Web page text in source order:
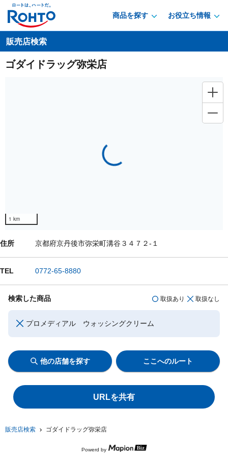
商品を探す お役立ち情報
販売店検索 ゴダイドラッグ弥栄店
販売店検索
ゴダイドラッグ弥栄店
住所 京都府京丹後市弥栄町溝谷３４７２-１
TEL 0772-65-8880
検索した商品 取扱あり 取扱なし
プロメディアル ウォッシングクリーム
他の店舗を探す ここへのルート
URLを共有
Loading...
1 km
Powerd by